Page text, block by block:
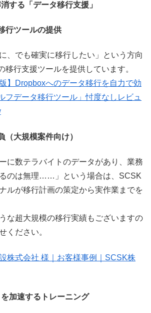
する「データ移行支援」
行ツールの提供
、でも確実に移行したい」という方向
移行支援ツールを提供しています。
版】Dropboxへのデータ移行を自力で効
フデータ移行ツール」忖度なしレビュ
（大規模案件向け）
に数テラバイトのデータがあり、業務
のは無理……」という場合は、SCSK
ルが移行計画の策定から実作業までを
な超大規模の移行実績もございますの
ください。
株式会社 様｜お客様事例｜SCSK株
加速するトレーニング